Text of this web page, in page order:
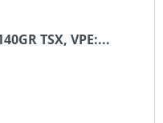
TSX, VPE:...